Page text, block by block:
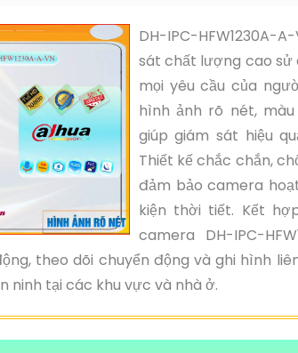
DH-IPC-HFW1230A-
sát chất lượng cao sử
mọi yêu cầu của
hình ảnh rõ nét,
giúp giám sát hiệu
Thiết kế chắc chắn,
đảm bảo camera
kiện thời tiết. Kết
camera DH-IPC-
theo dõi chuyển động và ghi hình
ninh tại các khu vực và nhà ở.